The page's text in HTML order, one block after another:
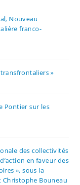
Nouveau
franco-
»
Pontier sur les
des collectivités
en faveur des
», sous la
Bouneau